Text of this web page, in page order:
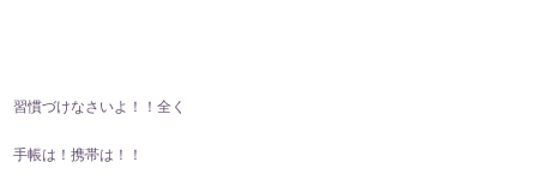
習慣づけなさいよ！！全く
手帳は！携帯は！！